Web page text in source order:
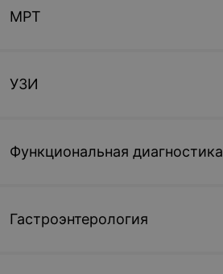
МРТ
УЗИ
Функциональная диагностика
Гастроэнтерология